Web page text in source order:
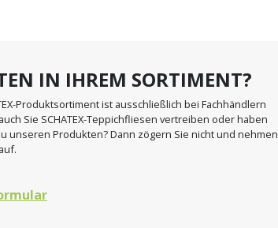
IN IHREM SORTIMENT?
Produktsortiment ist ausschließlich bei Fachhändlern
Sie SCHATEX-Teppichfliesen vertreiben oder haben
unseren Produkten? Dann zögern Sie nicht und nehmen